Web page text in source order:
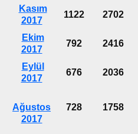
Kasım
2017
1122 2702
Ekim
2017
792 2416
Eylül
2017
676 2036
Ağustos
2017
728 1758